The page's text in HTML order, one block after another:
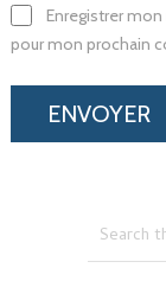
Enregistrer
pour mon prochain